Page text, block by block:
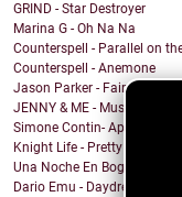
GRIND - Star Destroyer
Marina G - Oh Na Na
Counterspell - Parallel on
Counterspell - Anemone
Jason Parker - Fairy Bread
JENNY & ME - Music
Simone Contin- Apnea
Knight Life - Pretty Mother
Una Noche En Bogota -
Dario Emu - Daydream